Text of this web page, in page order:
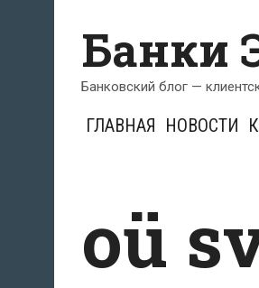
содержимому
Банки
Банковский блог —
ГЛАВНАЯ НОВОСТИ
oü